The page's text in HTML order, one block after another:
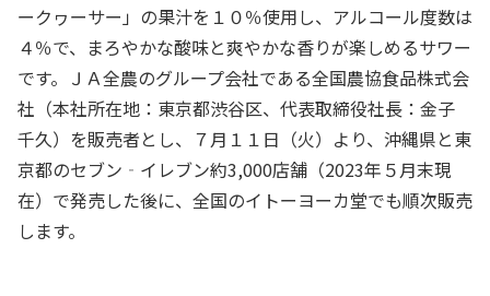
ークヮーサー」の果汁を１０％使用し、アルコール度数は
４％で、まろやかな酸味と爽やかな香りが楽しめるサワー
です。ＪＡ全農のグループ会社である全国農協食品株式会
社（本社所在地：東京都渋谷区、代表取締役社長：金子
千久）を販売者とし、７月１１日（火）より、沖縄県と東
京都のセブン‐イレブン約3,000店舗（2023年５月末現
在）で発売した後に、全国のイトーヨーカ堂でも順次販売
します。